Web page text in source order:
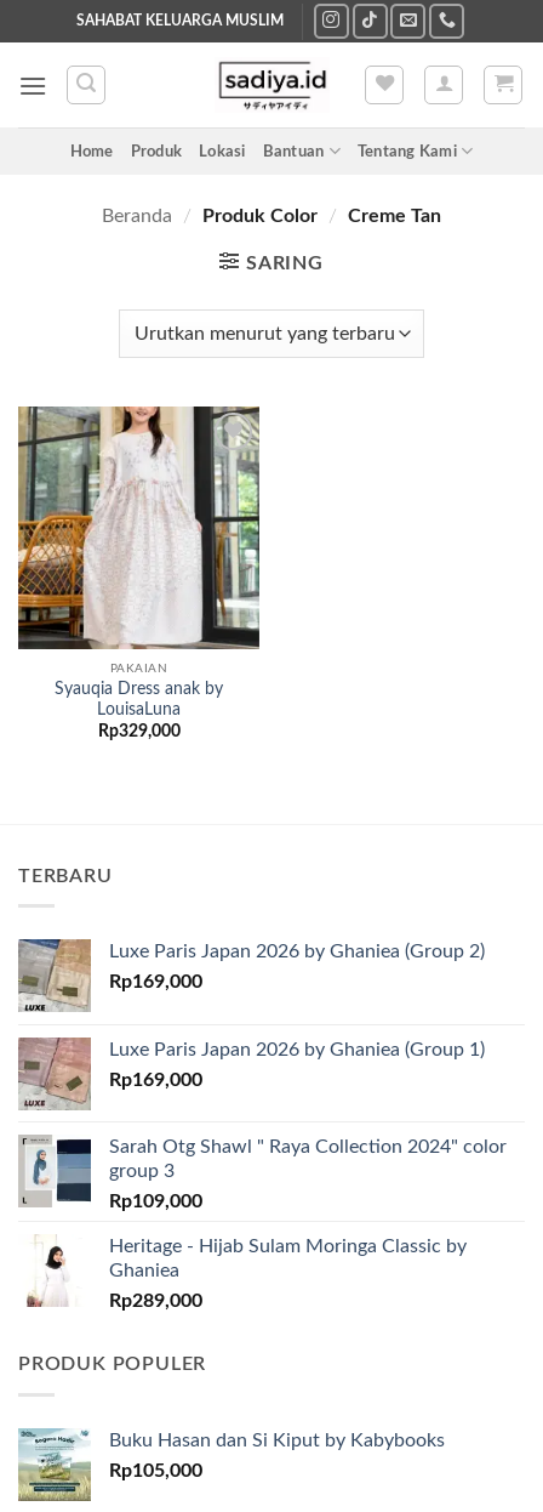
to
content
SAHABAT KELUARGA MUSLIM
Home Produk Lokasi Bantuan Tentang Kami
Beranda / Produk Color / Creme Tan
SARING
Add to
wishlist
PAKAIAN
Syauqia Dress anak by
LouisaLuna
Rp329,000
TERBARU
Luxe Paris Japan 2026 by Ghaniea (Group 2)
Rp169,000
Luxe Paris Japan 2026 by Ghaniea (Group 1)
Rp169,000
Sarah Otg Shawl " Raya Collection 2024" color
group 3
Rp109,000
Heritage - Hijab Sulam Moringa Classic by
Ghaniea
Rp289,000
PRODUK POPULER
Buku Hasan dan Si Kiput by Kabybooks
Rp105,000